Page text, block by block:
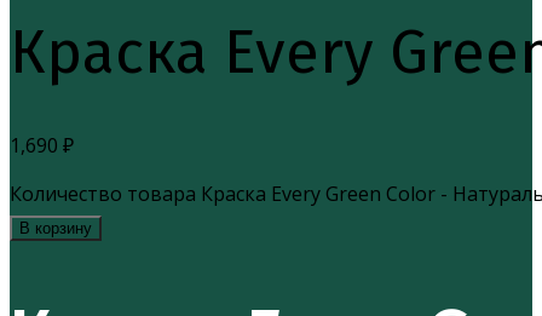
Краска Every
1,690 ₽
Количество товара Краска Every Green Color -
В корзину